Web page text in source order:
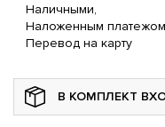
Наличными,
Наложенным
Перевод на карту
В КОМПЛЕКТ